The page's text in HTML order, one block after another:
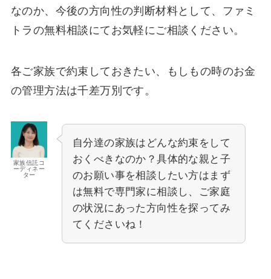
なのか、今後の方向性の判断材料として、ファミ
トラの無料相談にてお気軽にご相談ください。
各ご家族で約束しておきたい、もしもの時のお金
の管理方法は千差万別です。
家族信託コ
ーディネー
ター
自分達の家族はどんな約束をして
おくべきなのか？具体的な親と子
のお願い事を相談したい方はまず
は無料で専門家に相談し、ご家庭
の状況にあった方向性を探ってみ
てくださいね！